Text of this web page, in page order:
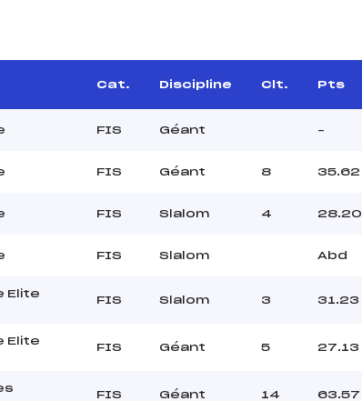
Cat. Discipline Clt. Pts
FIS Géant –
FIS Géant 8 35.62
FIS Slalom 4 28.20
FIS Slalom Abd
Elite
FIS Slalom 3 31.23
Elite
FIS Géant 5 27.13
FIS Géant 14 63.57